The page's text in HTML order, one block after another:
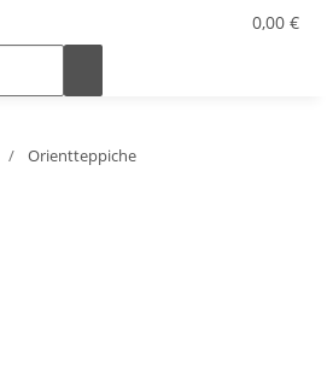
0,00 €
Orientteppiche